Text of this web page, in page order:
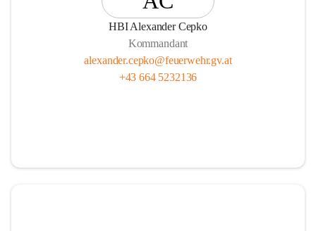
HBI Alexander Cepko
Kommandant
alexander.cepko@feuerwehr.gv.at
+43 664 5232136